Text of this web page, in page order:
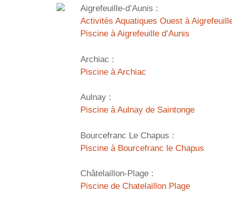
Aigrefeuille-d’Aunis :
Activités Aquatiques Ouest à
Piscine à Aigrefeuille d’Aunis
Archiac :
Piscine à Archiac
Aulnay :
Piscine à Aulnay de Saintonge
Bourcefranc Le Chapus :
Piscine à Bourcefranc le Chapus
Châtelaillon-Plage :
Piscine de Chatelaillon Plage